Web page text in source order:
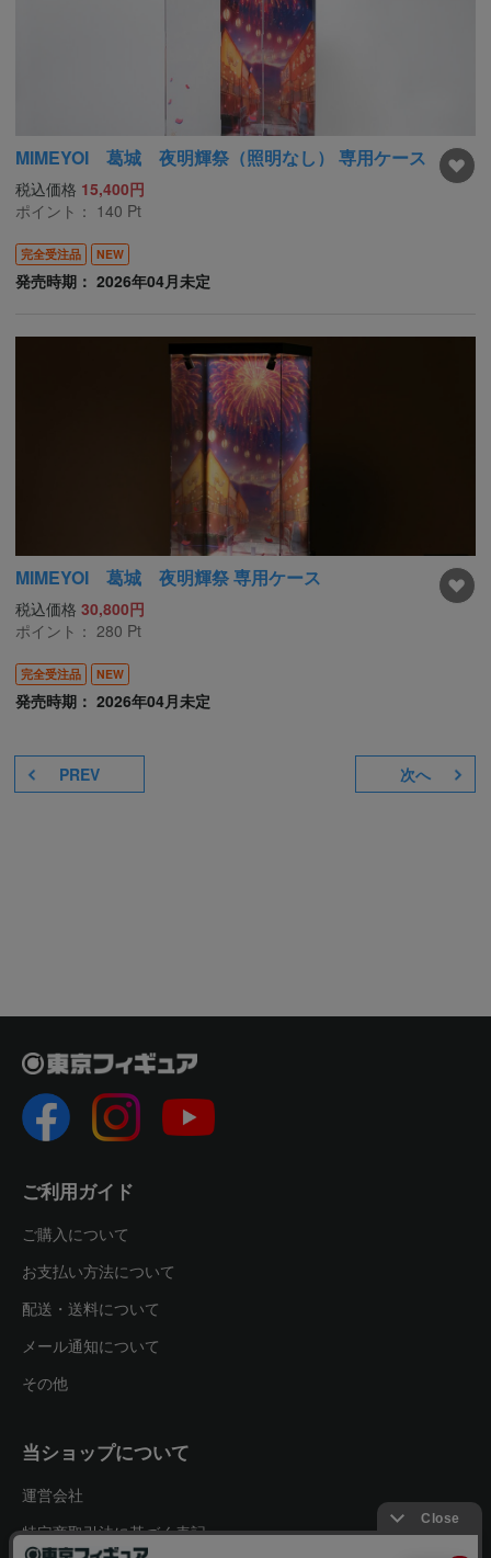
MIMEYOI 葛城 夜明輝祭（照明なし） 専用ケース
税込価格 15,400円
ポイント： 140 Pt
完全受注品 NEW
発売時期： 2026年04月未定
MIMEYOI 葛城 夜明輝祭 専用ケース
税込価格 30,800円
ポイント： 280 Pt
完全受注品 NEW
発売時期： 2026年04月未定
PREV 次へ
ご利用ガイド
ご購入について
お支払い方法について
配送・送料について
メール通知について
その他
当ショップについて
運営会社
特定商取引法に基づく表記